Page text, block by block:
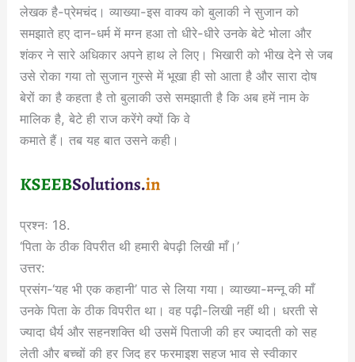
लेखक है-प्रेमचंद। व्याख्या-इस वाक्य को बुलाकी ने सुजान को
समझाते हए दान-धर्म में मग्न हआ तो धीरे-धीरे उनके बेटे भोला और
शंकर ने सारे अधिकार अपने हाथ ले लिए। भिखारी को भीख देने से जब
उसे रोका गया तो सुजान गुस्से में भूखा ही सो आता है और सारा दोष
बेरों का है कहता है तो बुलाकी उसे समझाती है कि अब हमें नाम के
मालिक है, बेटे ही राज करेंगे क्यों कि वे
कमाते हैं। तब यह बात उसने कही।
प्रश्नः 18.
‘पिता के ठीक विपरीत थी हमारी बेपढ़ी लिखी माँ।’
उत्तर:
प्रसंग-‘यह भी एक कहानी’ पाठ से लिया गया। व्याख्या-मन्नू की माँ
उनके पिता के ठीक विपरीत था। वह पढ़ी-लिखी नहीं थी। धरती से
ज्यादा धैर्य और सहनशक्ति थी उसमें पिताजी की हर ज्यादती को सह
लेती और बच्चों की हर जिद हर फरमाइश सहज भाव से स्वीकार